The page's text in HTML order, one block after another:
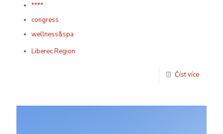
****
congress
wellness&spa
Liberec Region
Číst více